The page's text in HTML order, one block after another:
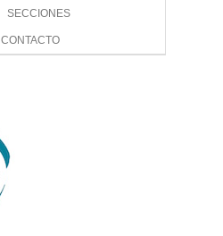
SECCIONES
CONTACTO